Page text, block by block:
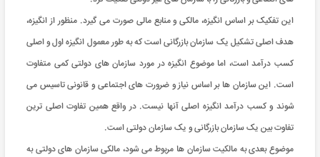
این تفکیک بر اساس انگیزه، مالکی و منابع مالی صورت می گیرد. منظور از انگیزه،
هدف اصلی تشکیل یک سازمان بازرگانی است که به طور معمول انگیزه اول و اصلی
کسب درآمد است، اما موضوع انگیزه در مورد سازمان های دولتی کمی متفاوت
است. این سازمان ها بر اساس نیاز و ضرورت های اجتماعی و قانونی تاسیس می
شوند و کسب درآمد انگیزه اصلی آنها نیست. در واقع همین تفاوت اصلی ترین
تفاوت بین یک سازمان بازرگانی و یک سازمان دولتی است.
موضوع بعدی به مالکیت سازمان ها مربوط می شود، مالکی سازمان های دولتی به